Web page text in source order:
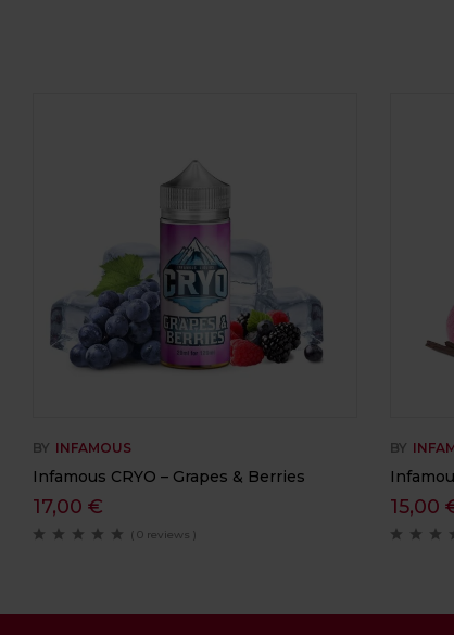
BY INFAMOUS
Infamous CRYO – Grapes & Berries
17,00 €
( 0 reviews )
BY
15,00